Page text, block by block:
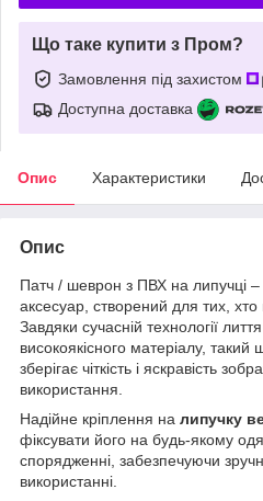
Що таке купити з Пром?
Замовлення під захистом
Доступна доставка
Опис Характеристики
Опис
Патч / шеврон з ПВХ на липучці –
аксесуар, створений для тих, хто
Завдяки сучасній технології
високоякісного матеріалу, такий
зберігає чіткість і яскравість
використання.
Надійне кріплення на липучку
фіксувати його на будь-якому
спорядженні, забезпечуючи
використанні.